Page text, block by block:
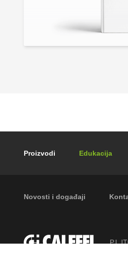
Footer main
Proizvodi Edukacija
Footer
Novosti i događaji
P.I.